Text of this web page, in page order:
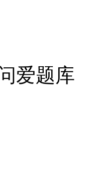
爱题库